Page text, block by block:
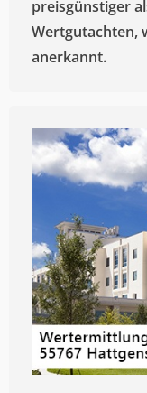
preisgünstiger
Wertgutachten,
anerkannt.